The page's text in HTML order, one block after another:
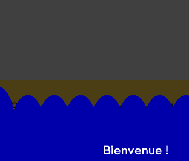
Suivez toutes les actualités
Bienvenue !